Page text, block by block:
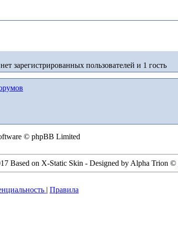
зарегистрированных пользователей и 1 гость
© phpBB Limited
Based on X-Static Skin - Designed by Alpha Trion ©
| Правила